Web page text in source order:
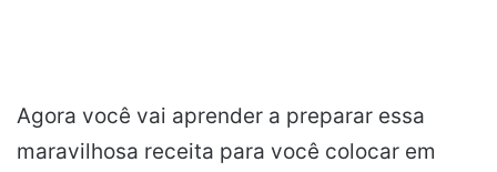
Agora você vai aprender a preparar essa
maravilhosa receita para você colocar em